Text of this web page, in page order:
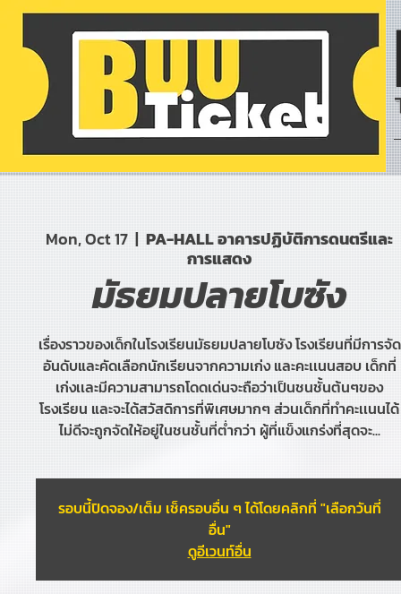
Mon, Oct 17
  |
PA-HALL อาคารปฏิบัติการดนตรีและ
การแสดง
มัธยมปลายโบซัง
เรื่องราวของเด็กในโรงเรียนมัธยมปลายโบซัง โรงเรียนที่มีการจัด
อันดับและคัดเลือกนักเรียนจากความเก่ง และคะเเนนสอบ เด็กที่
เก่งเเละมีความสามารถโดดเด่นจะถือว่าเป็นชนชั้นต้นๆของ
โรงเรียน และจะได้สวัสดิการที่พิเศษมากๆ ส่วนเด็กที่ทำคะเเนนได้
ไม่ดีจะถูกจัดให้อยู่ในชนชั้นที่ต่ำกว่า ผู้ที่แข็งแกร่งที่สุดจะ...
รอบนี้ปิดจอง/เต็ม เช็ครอบอื่น ๆ ได้โดยคลิกที่ "เลือกวันที่
อื่น"
ดูอีเวนท์อื่น